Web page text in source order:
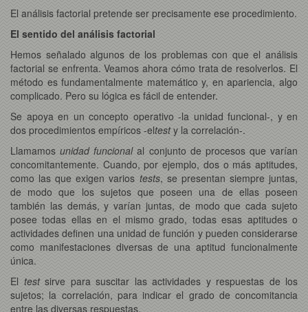
El análisis factorial pretende ser precisamente ese procedimiento.
El sentido del análisis factorial
Hemos señalado algunos de los problemas con que el análisis
factorial se enfrenta. Veamos ahora cómo trata de resolverlos. El
método es fundamentalmente matemático y, en apariencia, algo
complicado. Pero su lógica es fácil de entender.
Se apoya en un concepto operativo -la unidad funcional-, y en
dos procedimientos empíricos -eltesty la correlación-.
Llamamosunidad funcionalal conjunto de procesos que varían
concomitantemente. Cuando, por ejemplo, dos o más aptitudes,
como las que exigen varios tests, se presentan siempre juntas,
de modo que los sujetos que poseen una de ellas poseen
también las demás, y varían juntas, de modo que cada sujeto
posee todas ellas en el mismo grado, todas esas aptitudes o
actividades definen una unidad de función y pueden considerarse
como manifestaciones diversas de una aptitud funcionalmente
única.
El testsirve para suscitar las actividades y respuestas de los
sujetos; la correlación, para indicar el grado de concomitancia
entre las diversas respuestas.